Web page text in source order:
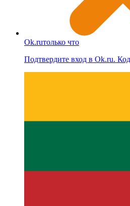
Ok.ruтолько что
Подтвердите вход в Ok.ru.